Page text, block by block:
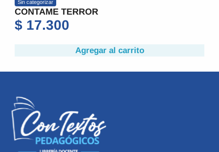
Sin categorizar
CONTAME TERROR
$ 17.300
Agregar al carrito